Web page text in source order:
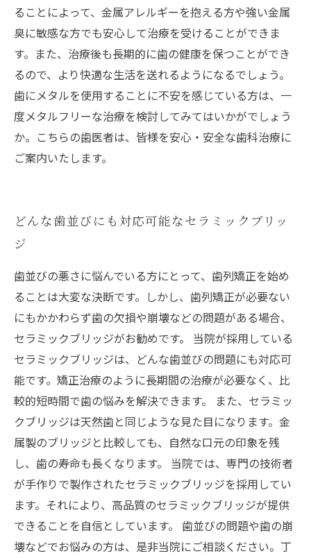
ることによって、金属アレルギーを抱える方や強い金属
臭に敏感な方でも安心して治療を受けることができま
す。また、治療後も長期的に歯の健康を保つことができ
るので、より快適な生活を送れるようになるでしょう。
歯にメタルを使用することに不安を感じている方は、一
度メタルフリーな治療を検討してみてはいかがでしょう
か。こちらの歯医者は、皆様を安心・安全な歯科治療に
ご案内いたします。
どんな歯並びにも対応可能なセラミックブリッ
ジ
歯並びの悪さに悩んでいる方にとって、歯列矯正を始め
ることは大変な決断です。しかし、歯列矯正が必要ない
にもかかわらず歯の欠損や崩壊などの問題がある場合、
セラミックブリッジがお勧めです。 当院が採用している
セラミックブリッジは、どんな歯並びの問題にも対応可
能です。矯正治療のように長期間の治療が必要なく、比
較的短時間で歯の悩みを解決できます。 また、セラミッ
クブリッジは天然歯と同じような見た目になります。金
属製のブリッジと比較しても、自然な口元の印象を残
し、歯の寿命も長くなります。 当院では、専門の技術者
が手作りで製作されたセラミックブリッジを採用してい
ます。それにより、高品質のセラミックブリッジが提供
できることを自信としています。 歯並びの問題や歯の崩
壊などでお悩みの方は、是非当院にご相談ください。丁